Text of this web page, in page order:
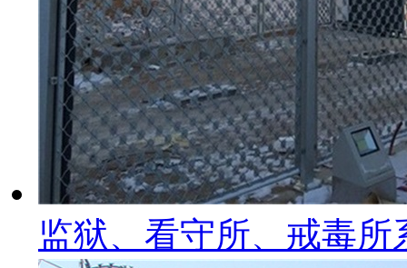
监狱、看守所、戒毒